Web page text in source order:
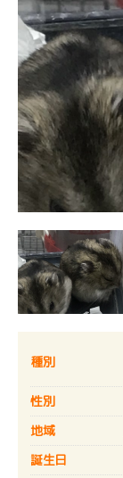
種別
性別
地域
誕生日